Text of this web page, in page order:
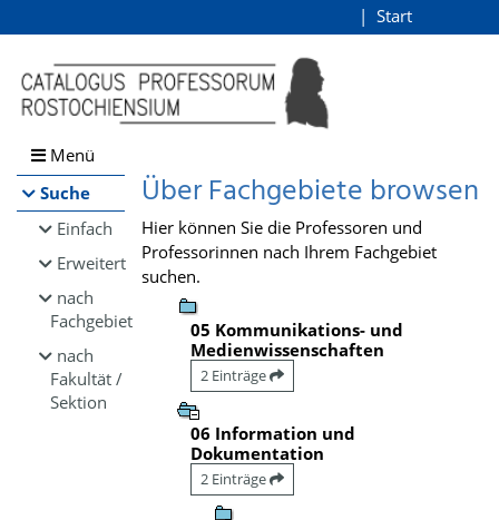
Browsen
direkt zum Inhalt
Start
Menü
Suche
Einfach
Erweitert
nach
Fachgebiet
nach
Fakultät /
Sektion
Über Fachgebiete browsen
Hier können Sie die Professoren und
Professorinnen nach Ihrem Fachgebiet
suchen.
05 Kommunikations- und
Medienwissenschaften
2 Einträge
06 Information und
Dokumentation
2 Einträge